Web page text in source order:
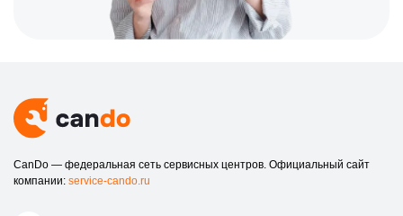
CanDo — федеральная сеть сервисных центров. Официальный сайт
компании: service-cando.ru